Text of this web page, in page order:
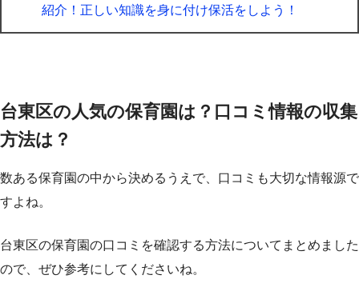
紹介！正しい知識を身に付け保活をしよう！
台東区の人気の保育園は？口コミ情報の収集
方法は？
数ある保育園の中から決めるうえで、口コミも大切な情報源で
すよね。
台東区の保育園の口コミを確認する方法についてまとめました
ので、ぜひ参考にしてくださいね。